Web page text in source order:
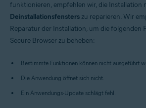
Betriebssysteme:
funktionieren, empfehlen wir, die Installation
Deinstallationsfensters zu reparieren. Wir
Reparatur der Installation, um die folgenden
Secure Browser zu beheben:
Bestimmte Funktionen können nicht ausgeführt
Die Anwendung öffnet sich nicht.
Ein Anwendungs-Update schlägt fehl.